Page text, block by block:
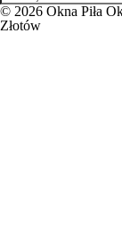
© 2026 Okna Piła
Złotów